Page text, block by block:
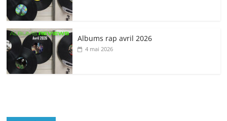
Albums rap avril 2026
4 mai 2026